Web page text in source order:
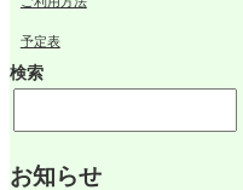
予定表
検索
お知らせ